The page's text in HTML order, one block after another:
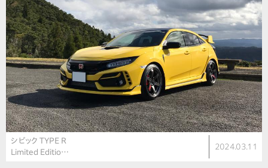
シビック TYPE R
Limited Editio…
2024.03.11